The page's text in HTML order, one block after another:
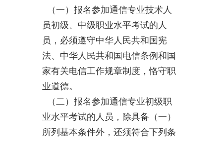
（一）报名参加通信专业技术人
员初级、中级职业水平考试的人
员，必须遵守中华人民共和国宪
法、中华人民共和国电信条例和国
家有关电信工作规章制度，恪守职
业道德。
（二）报名参加通信专业初级职
业水平考试的人员，除具备（一）
所列基本条件外，还须符合下列条